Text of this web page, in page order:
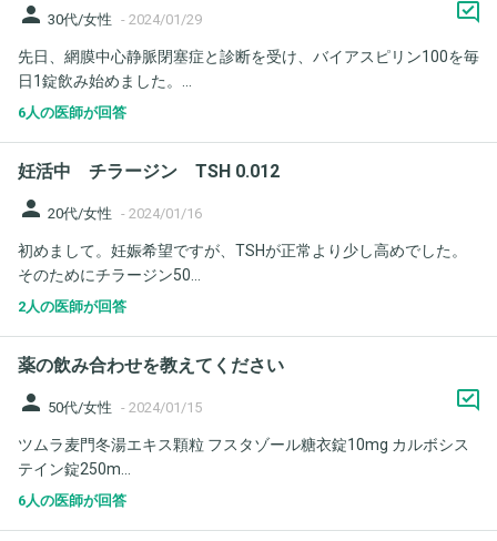
person 30代/女性 - 2024/01/29
先日、網膜中心静脈閉塞症と診断を受け、バイアスピリン100を毎
日1錠飲み始めました。...
6人の医師が回答
妊活中 チラージン TSH 0.012
person 20代/女性 - 2024/01/16
初めまして。妊娠希望ですが、TSHが正常より少し高めでした。
そのためにチラージン50...
2人の医師が回答
薬の飲み合わせを教えてください
person 50代/女性 - 2024/01/15
ツムラ麦門冬湯エキス顆粒 フスタゾール糖衣錠10mg カルボシス
テイン錠250m...
6人の医師が回答